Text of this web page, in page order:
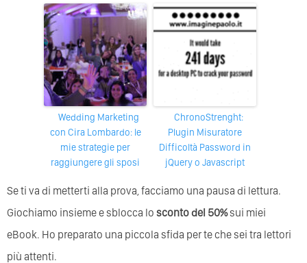
Wedding Marketing
con Cira Lombardo: le
mie strategie per
raggiungere gli sposi
chronoStrenght:
Plugin Misuratore
Difficoltà Password in
jQuery o Javascript
Se ti va di metterti alla prova, facciamo una pausa di lettura.
Giochiamo insieme e sblocca lo sconto del 50%sui miei
eBook. Ho preparato una piccola sfida per te che sei tra lettori
più attenti.